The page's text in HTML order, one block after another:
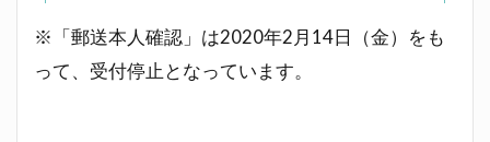
※「郵送本人確認」は2020年2月14日（金）をも
って、受付停止となっています。